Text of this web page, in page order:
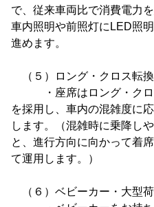
で、従来車両比で消費電力
車内照明や前照灯にLED照
進めます。
（５）ロング・クロス転換
・座席はロング・クロス
を採用し、車内の混雑度に
します。（混雑時に乗降し
と、進行方向に向かって着
て運用します。）
（６）ベビーカー・大型